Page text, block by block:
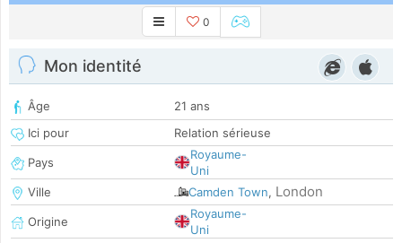
0
Mon identité
Âge
21 ans
Ici pour
Relation sérieuse
Pays
Royaume-
Uni
Ville
Camden Town, London
Origine
Royaume-
Uni